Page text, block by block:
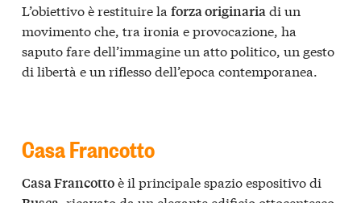
L’obiettivo è restituire la forza originariadi un
movimento che, tra ironia e provocazione, ha
saputo fare dell’immagine un atto politico, un gesto
di libertà e un riflesso dell’epoca contemporanea.
Casa Francotto
Casa Francottoè il principale spazio espositivo di